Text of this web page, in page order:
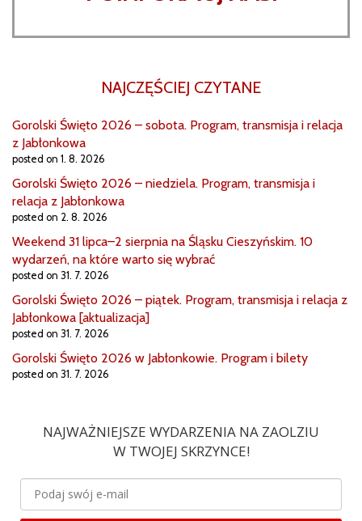
NAJCZĘŚCIEJ CZYTANE
Gorolski Święto 2026 – sobota. Program, transmisja i relacja
z Jabłonkowa
posted on 1. 8. 2026
Gorolski Święto 2026 – niedziela. Program, transmisja i
relacja z Jabłonkowa
posted on 2. 8. 2026
Weekend 31 lipca–2 sierpnia na Śląsku Cieszyńskim. 10
wydarzeń, na które warto się wybrać
posted on 31. 7. 2026
Gorolski Święto 2026 – piątek. Program, transmisja i relacja z
Jabłonkowa [aktualizacja]
posted on 31. 7. 2026
Gorolski Święto 2026 w Jabłonkowie. Program i bilety
posted on 31. 7. 2026
NAJWAŻNIEJSZE WYDARZENIA NA ZAOLZIU
W TWOJEJ SKRZYNCE!